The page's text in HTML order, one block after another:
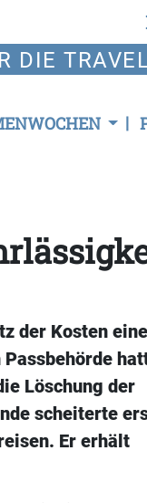
DIE
der Kosten
Löschung der
scheiterte
Er erhält